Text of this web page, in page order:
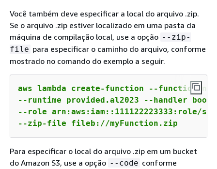
Você também deve especificar a local do arquivo .zip.
Se o arquivo .zip estiver localizado em uma pasta da
máquina de compilação local, use a opção --zip-
file para especificar o caminho do arquivo, conforme
mostrado no comando do exemplo a seguir.
aws lambda create-function --function-
--runtime provided.al2023 --handler
--role arn:aws:iam::111122223333:role/
--zip-file fileb://myFunction.zip
Para especificar o local do arquivo .zip em um bucket
do Amazon S3, use a opção --code conforme